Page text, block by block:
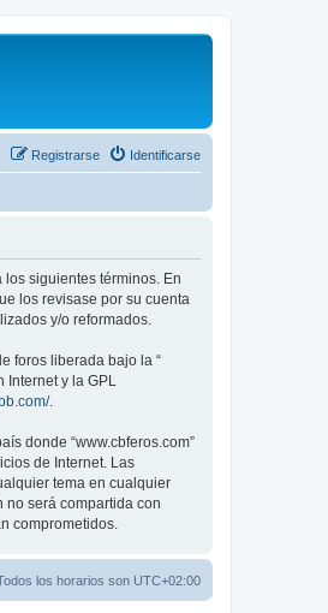
Identificarse
Registrarse
los siguientes términos. En
los revisase por su cuenta
y/o reformados.
foros liberada bajo la “
y la GPL
.
donde “www.cbferos.com”
de Internet. Las
tema en cualquier
será compartida con
comprometidos.
los horarios son UTC+02:00